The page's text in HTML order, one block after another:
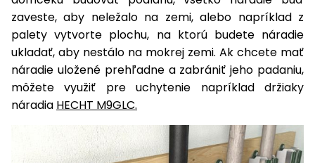
zaveste, aby neležalo na zemi, alebo napríklad z
palety vytvorte plochu, na ktorú budete náradie
ukladať, aby nestálo na mokrej zemi. Ak chcete mať
náradie uložené prehľadne a zabrániť jeho padaniu,
môžete využiť pre uchytenie napríklad držiaky
náradia HECHT M9GLC.